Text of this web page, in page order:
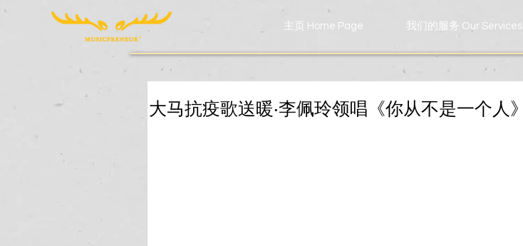
主页 Home Page 我们的服务 Our Services
大马抗疫歌送暖‧李佩玲领唱《你从不是一个人》